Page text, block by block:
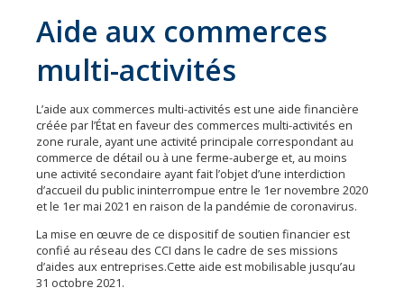
Naturéo
Office
de
Mobilité
Offres
d'emploi
Aide aux commerces
multi-activités
L’aide aux commerces multi-activités est une aide financière
créée par l’État en faveur des commerces multi-activités en
zone rurale, ayant une activité principale correspondant au
commerce de détail ou à une ferme-auberge et, au moins
une activité secondaire ayant fait l’objet d’une interdiction
d’accueil du public ininterrompue entre le 1er novembre 2020
et le 1er mai 2021 en raison de la pandémie de coronavirus.
La mise en œuvre de ce dispositif de soutien financier est
confié au réseau des CCI dans le cadre de ses missions
d’aides aux entreprises.Cette aide est mobilisable jusqu’au
31 octobre 2021.